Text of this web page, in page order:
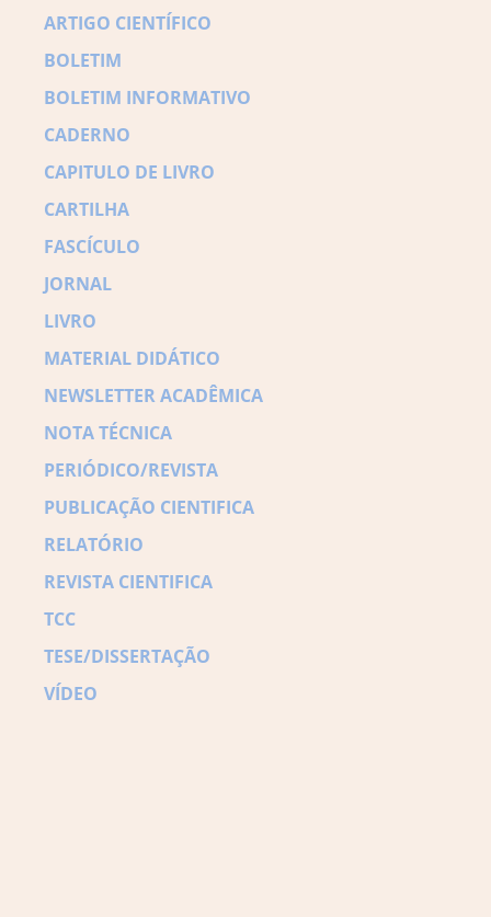
ARTIGO CIENTÍFICO
BOLETIM
BOLETIM INFORMATIVO
CADERNO
CAPITULO DE LIVRO
CARTILHA
FASCÍCULO
JORNAL
LIVRO
MATERIAL DIDÁTICO
NEWSLETTER ACADÊMICA
NOTA TÉCNICA
PERIÓDICO/REVISTA
PUBLICAÇÃO CIENTIFICA
RELATÓRIO
REVISTA CIENTIFICA
TCC
TESE/DISSERTAÇÃO
VÍDEO